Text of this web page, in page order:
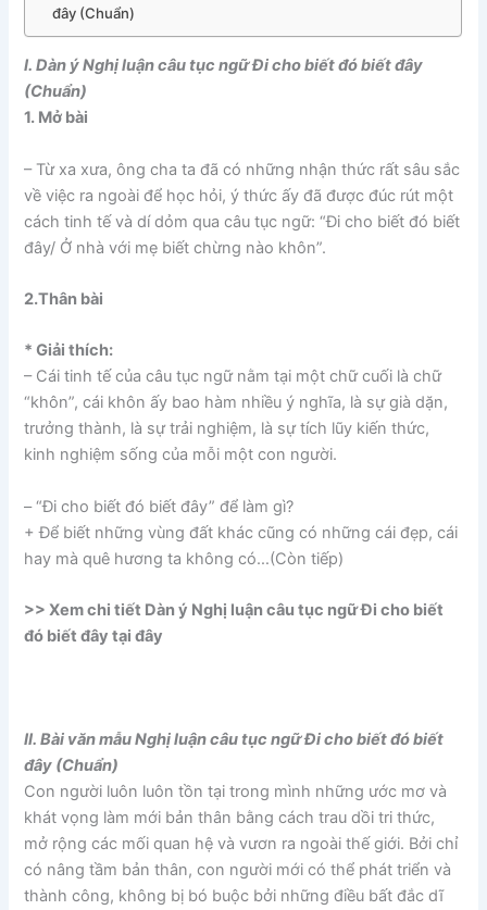
đây (Chuẩn)
I. Dàn ý Nghị luận câu tục ngữ Đi cho biết đó biết đây
(Chuẩn)
1. Mở bài
– Từ xa xưa, ông cha ta đã có những nhận thức rất sâu sắc
về việc ra ngoài để học hỏi, ý thức ấy đã được đúc rút một
cách tinh tế và dí dỏm qua câu tục ngữ: “Đi cho biết đó biết
đây/ Ở nhà với mẹ biết chừng nào khôn”.
2.Thân bài
* Giải thích:
– Cái tinh tế của câu tục ngữ nằm tại một chữ cuối là chữ
“khôn”, cái khôn ấy bao hàm nhiều ý nghĩa, là sự già dặn,
trưởng thành, là sự trải nghiệm, là sự tích lũy kiến thức,
kinh nghiệm sống của mỗi một con người.
– “Đi cho biết đó biết đây” để làm gì?
+ Để biết những vùng đất khác cũng có những cái đẹp, cái
hay mà quê hương ta không có…(Còn tiếp)
>> Xem chi tiết Dàn ý Nghị luận câu tục ngữ Đi cho biết
đó biết đây tại đây
II. Bài văn mẫu Nghị luận câu tục ngữ Đi cho biết đó biết
đây (Chuẩn)
Con người luôn luôn tồn tại trong mình những ước mơ và
khát vọng làm mới bản thân bằng cách trau dồi tri thức,
mở rộng các mối quan hệ và vươn ra ngoài thế giới. Bởi chỉ
có nâng tầm bản thân, con người mới có thể phát triển và
thành công, không bị bó buộc bởi những điều bất đắc dĩ